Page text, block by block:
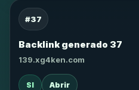
#37
Backlink generado 37
139.xg4ken.com
SI Abrir